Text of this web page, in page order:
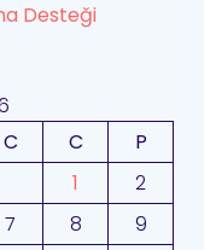
Desteği
C C
P
1
2
7 8
9